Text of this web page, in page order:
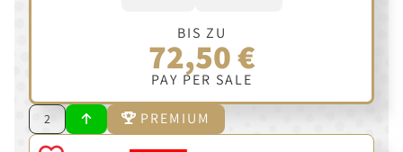
BIS ZU
72,50 €
PAY PER SALE
2 PREMIUM